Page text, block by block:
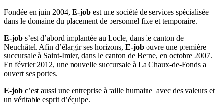
Fondée en juin 2004, E-job est une société de services spécialisée
dans le domaine du placement de personnel fixe et temporaire.
E-job s’est d’abord implantée au Locle, dans le canton de
Neuchâtel. Afin d’élargir ses horizons, E-job ouvre une première
succursale à Saint-Imier, dans le canton de Berne, en octobre 2007.
En février 2012, une nouvelle succursale à La Chaux-de-Fonds a
ouvert ses portes.
E-job c’est aussi une entreprise à taille humaine avec des valeurs et
un véritable esprit d’équipe.